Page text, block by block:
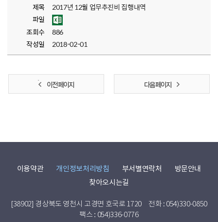
제목
2017년 12월 업무추진비 집행내역
파일
조회수
886
작성일
2018-02-01
이전 페이지 다음 페이지
이용약관 개인정보처리방침 부서별연락처
방문안내
찾아오시는길
[38902] 경상북도 영천시 고경면 호국로 1720
전화 : 054)330-0850
팩스 : 054)336-0776